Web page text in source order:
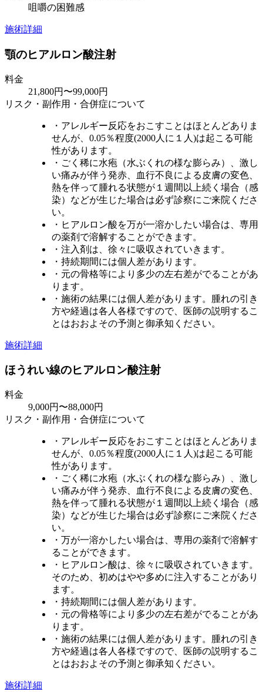
咀嚼の困難感
施術詳細
顎のヒアルロン酸注射
料金
21,800円〜99,000円
リスク・副作用・合併症について
・アレルギー反応をおこすことはほとんどありま
せんが、0.05％程度(2000人に１人)は起こる可能
性があります。
・ごく稀に水疱（水ぶくれの様な膨らみ）、激し
い痛みが伴う発赤、血行不良による皮膚の変色、
熱を伴って腫れる状態が１週間以上続く場合（感
染）などが生じた場合は必ず診察にご来院くださ
い。
・ヒアルロン酸を万が一溶かしたい場合は、専用
の薬剤で溶解することができます。
・注入剤は、徐々に吸収されていきます。
・持続期間には個人差があります。
・元の骨格等により多少の左右差がでることがあ
ります。
・施術の結果には個人差があります。腫れの引き
方や経過は各人各様ですので、医師の説明するこ
とはおおよその予測と御承知ください。
施術詳細
ほうれい線のヒアルロン酸注射
料金
9,000円〜88,000円
リスク・副作用・合併症について
・アレルギー反応をおこすことはほとんどありま
せんが、0.05％程度(2000人に１人)は起こる可能
性があります。
・ごく稀に水疱（水ぶくれの様な膨らみ）、激し
い痛みが伴う発赤、血行不良による皮膚の変色、
熱を伴って腫れる状態が１週間以上続く場合（感
染）などが生じた場合は必ず診察にご来院くださ
い。
・万が一溶かしたい場合は、専用の薬剤で溶解す
ることができます。
・ヒアルロン酸は、徐々に吸収されていきます。
そのため、初めはやや多めに注入することがあり
ます。
・持続期間には個人差があります。
・元の骨格等により多少の左右差がでることがあ
ります。
・施術の結果には個人差があります。腫れの引き
方や経過は各人各様ですので、医師の説明するこ
とはおおよその予測と御承知ください。
施術詳細